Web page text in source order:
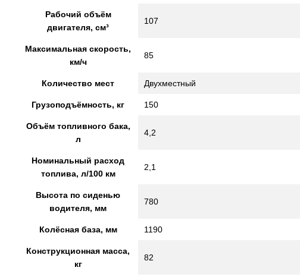
Рабочий объём
двигателя, см³
107
Максимальная скорость,
км/ч
85
Количество мест Двухместный
Грузоподъёмность, кг 150
Объём топливного бака,
л
4,2
Номинальный расход
топлива, л/100 км
2,1
Высота по сиденью
водителя, мм
780
Колёсная база, мм 1190
Конструкционная масса,
кг
82